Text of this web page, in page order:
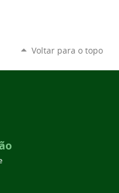
Voltar para o topo